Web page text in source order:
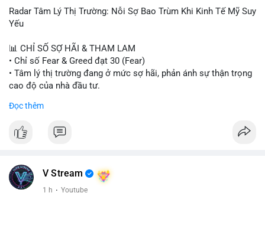
Radar Tâm Lý Thị Trường: Nỗi Sợ Bao Trùm Khi Kinh Tế Mỹ Suy
Yếu
📊 CHỈ SỐ SỢ HÃI & THAM LAM
• Chỉ số Fear & Greed đạt 30 (Fear)
• Tâm lý thị trường đang ở mức sợ hãi, phản ánh sự thận trọng
cao độ của nhà đầu tư.
📈 XU HƯỚNG TÌM KIẾM & THẢO LUẬN
CASHCAT, CRO.
• Google Trends Việt Nam: Giá vàng thế giới, Giải bóng đá
Ngoại hạng Anh, Tin 24h, Trường đại học.
Đọc thêm
V Stream
1 h · Youtube